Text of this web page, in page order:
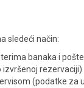
sledeći način:
banaka i
rezervaciji)
(podatke za